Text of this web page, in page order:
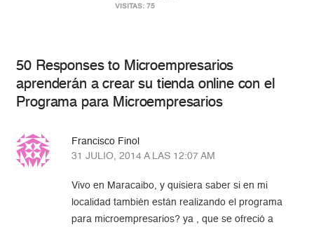
VISITAS: 75
50 Responses to Microempresarios
aprenderán a crear su tienda online con el
Programa para Microempresarios
Francisco Finol
31 JULIO, 2014 A LAS 12:07 AM
Vivo en Maracaibo, y quisiera saber si en mi
localidad también están realizando el programa
para microempresarios? ya , que se ofreció a